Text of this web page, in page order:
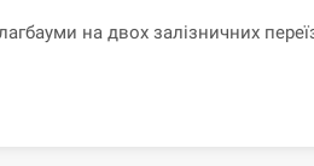
на двох залізничних